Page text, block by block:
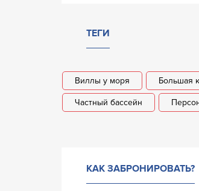
ТЕГИ
Виллы у моря Большая
Частный бассейн
КАК ЗАБРОНИРОВАТЬ?